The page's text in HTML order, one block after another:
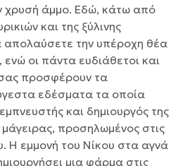
χρυσή άμμο. Εδώ, κάτω από
και της ξύλινης
απολαύσετε την υπέροχη θέα
οι πάντα ευδιάθετοι και
προσφέρουν τα
εδέσματα τα οποία
και δημιουργός της
προσηλωμένος στις
Η εμμονή του Νίκου στα αγνά
μια φάρμα στις